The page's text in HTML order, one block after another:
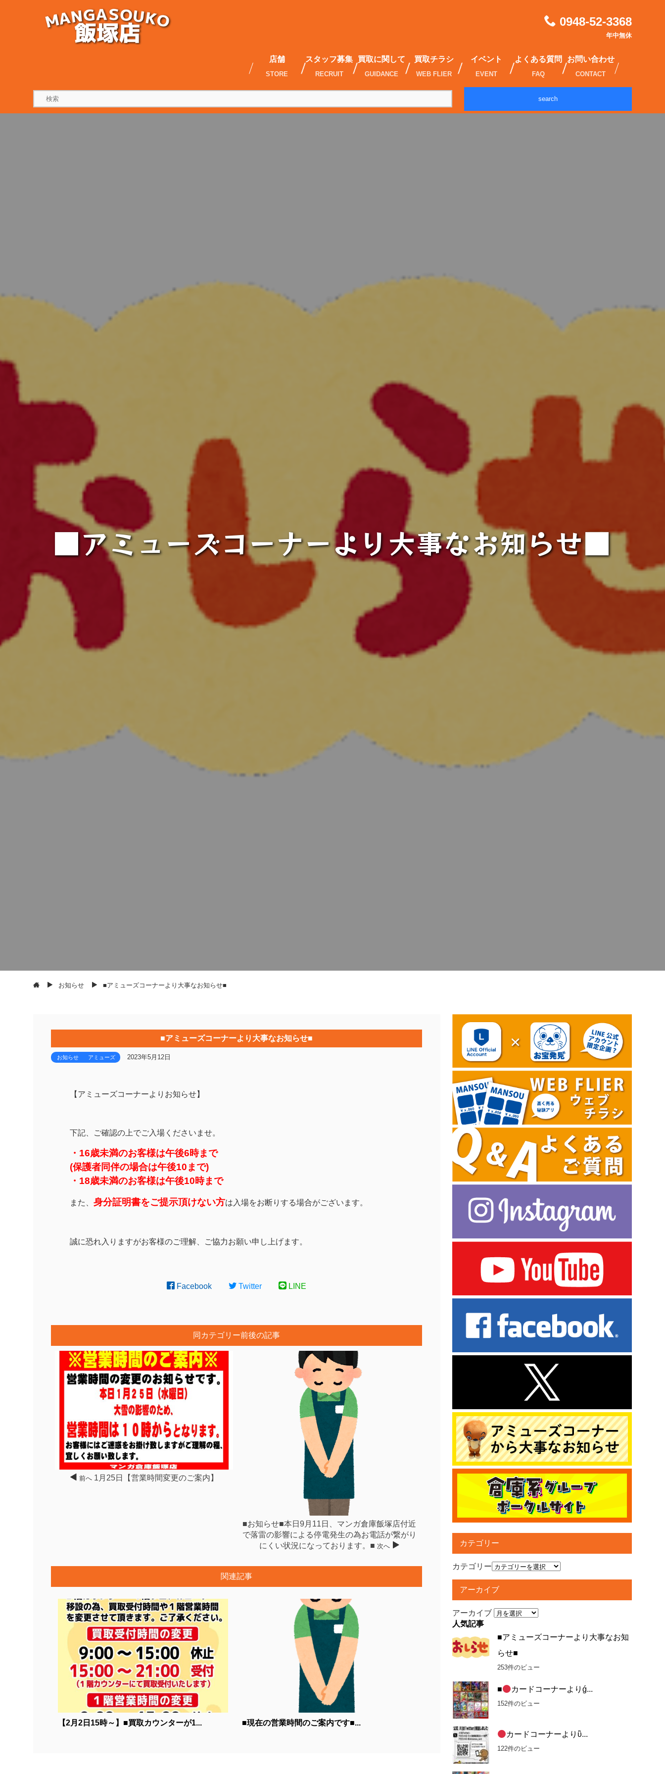
0948-52-3368
年中無休
店舗
STORE
スタッフ募集
RECRUIT
買取に関して
GUIDANCE
買取チラシ
WEB FLIER
イベント
EVENT
よくある質問
FAQ
お問い合わせ
CONTACT
search
■アミューズコーナーより大事なお知らせ■
お知らせ ■アミューズコーナーより大事なお知らせ■
■アミューズコーナーより大事なお知らせ■
お知らせ アミューズ 2023年5月12日
【アミューズコーナーよりお知らせ】
下記、ご確認の上でご入場くださいませ。
・16歳未満のお客様は午後6時まで
(保護者同伴の場合は午後10まで)
・18歳未満のお客様は午後10時まで
また、 身分証明書をご提示頂けない方は入場をお断りする場合がございます。
誠に恐れ入りますがお客様のご理解、ご協力お願い申し上げます。
Facebook Twitter LINE
同カテゴリー前後の記事
前へ 1月25日【営業時間変更のご案内】
■お知らせ■本日9月11日、マンガ倉庫飯塚店付近
で落雷の影響による停電発生の為お電話が繋がり
にくい状況になっております。■ 次へ
関連記事
【2月2日15時～】■買取カウンターが1... ■現在の営業時間のご案内です■...
カテゴリー
カテゴリー
アーカイブ
アーカイブ
人気記事
■アミューズコーナーより大事なお知
らせ■
253件のビュー
■ カードコーナーよりǵ...
152件のビュー
カードコーナーよりὓ...
122件のビュー